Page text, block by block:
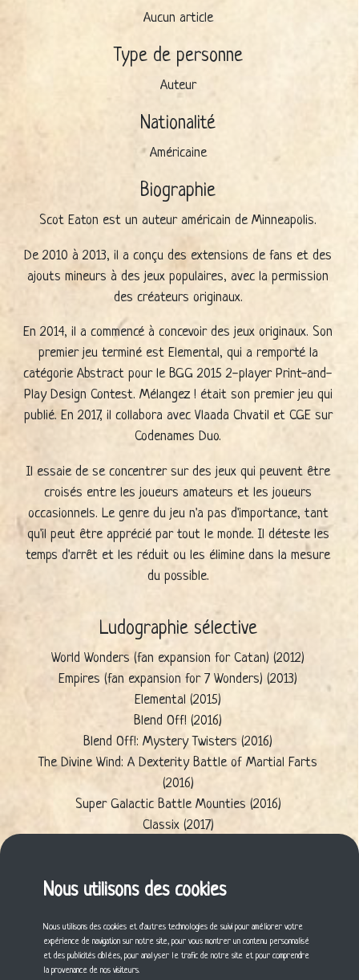
Nous utilisons des cookies
Nous utilisons des cookies et d'autres technologies de suivi pour améliorer votre
expérience de navigation sur notre site, pour vous montrer un contenu personnalisé
et des publicités ciblées, pour analyser le trafic de notre site et pour comprendre
la provenance de nos visiteurs.
Aucun article
Type de personne
Auteur
Nationalité
Américaine
Biographie
Scot Eaton est un auteur américain de Minneapolis.
De 2010 à 2013, il a conçu des extensions de fans et des
ajouts mineurs à des jeux populaires, avec la permission
des créateurs originaux.
En 2014, il a commencé à concevoir des jeux originaux. Son
premier jeu terminé est Elemental, qui a remporté la
catégorie Abstract pour le BGG 2015 2-player Print-and-
Play Design Contest. Mélangez ! était son premier jeu qui
publié. En 2017, il collabora avec Vlaada Chvatil et CGE sur
Codenames Duo.
Il essaie de se concentrer sur des jeux qui peuvent être
croisés entre les joueurs amateurs et les joueurs
occasionnels. Le genre du jeu n'a pas d'importance, tant
qu'il peut être apprécié par tout le monde. Il déteste les
temps d'arrêt et les réduit ou les élimine dans la mesure
du possible.
Ludographie sélective
World Wonders (fan expansion for Catan) (2012)
Empires (fan expansion for 7 Wonders) (2013)
Elemental (2015)
Blend Off! (2016)
Blend Off!: Mystery Twisters (2016)
The Divine Wind: A Dexterity Battle of Martial Farts
(2016)
Super Galactic Battle Mounties (2016)
Classix (2017)
Christmas Lights: A Card Game (2018)
Cette fiche vous a plu ? Partagez-la !